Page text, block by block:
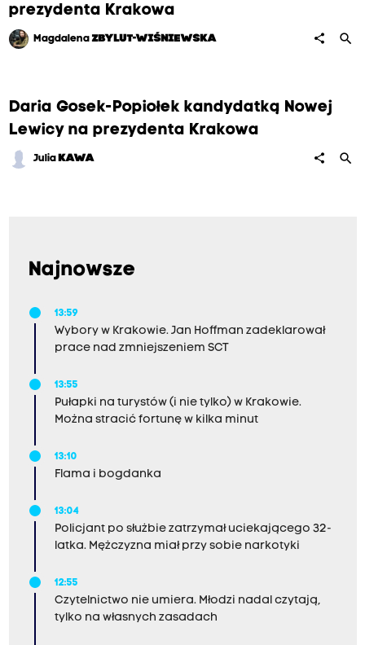
prezydenta Krakowa
MagdalenaZBYLUT-WIŚNIEWSKA share search
Daria Gosek-Popiołek kandydatką Nowej
Lewicy na prezydenta Krakowa
Julia KAWA share search
Najnowsze
13:59
Wybory w Krakowie. Jan Hoffman zadeklarował
prace nad zmniejszeniem SCT
13:55
Pułapki na turystów (i nie tylko) w Krakowie.
Można stracić fortunę w kilka minut
13:10
Flama i bogdanka
13:04
Policjant po służbie zatrzymał uciekającego 32-
latka. Mężczyzna miał przy sobie narkotyki
12:55
Czytelnictwo nie umiera. Młodzi nadal czytają,
tylko na własnych zasadach